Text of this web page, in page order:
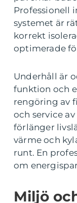
Professionell
systemet är
korrekt
optimerade
Underhåll är
funktion och
rengöring av
och service
förlänger
värme och
runt. En
om
Miljö